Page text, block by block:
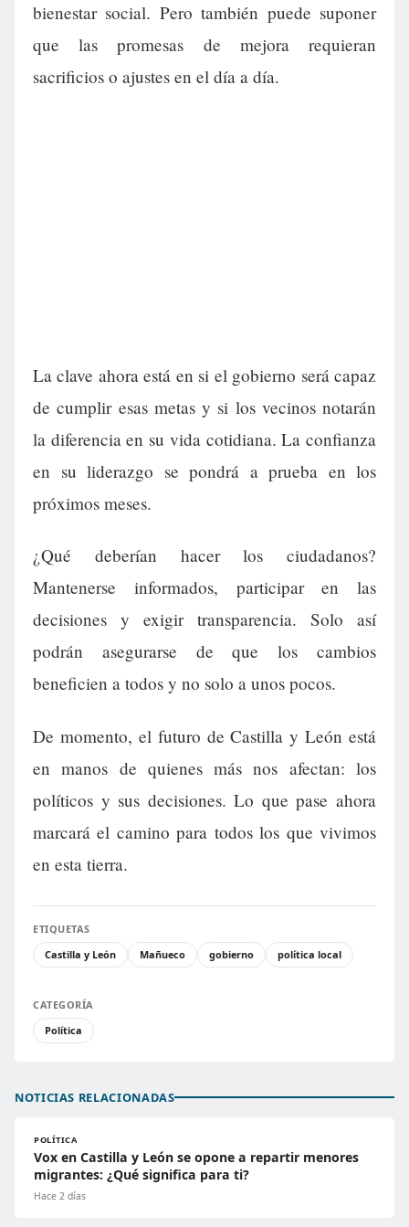
bienestar social. Pero también puede suponer
que las promesas de mejora requieran
sacrificios o ajustes en el día a día.
La clave ahora está en si el gobierno será capaz
de cumplir esas metas y si los vecinos notarán
la diferencia en su vida cotidiana. La confianza
en su liderazgo se pondrá a prueba en los
próximos meses.
¿Qué deberían hacer los ciudadanos?
Mantenerse informados, participar en las
decisiones y exigir transparencia. Solo así
podrán asegurarse de que los cambios
beneficien a todos y no solo a unos pocos.
De momento, el futuro de Castilla y León está
en manos de quienes más nos afectan: los
políticos y sus decisiones. Lo que pase ahora
marcará el camino para todos los que vivimos
en esta tierra.
ETIQUETAS
Castilla y León
Mañueco gobierno política local
CATEGORÍA
Política
NOTICIAS RELACIONADAS
POLÍTICA
Vox en Castilla y León se opone a repartir menores
migrantes: ¿Qué significa para ti?
Hace 2 días